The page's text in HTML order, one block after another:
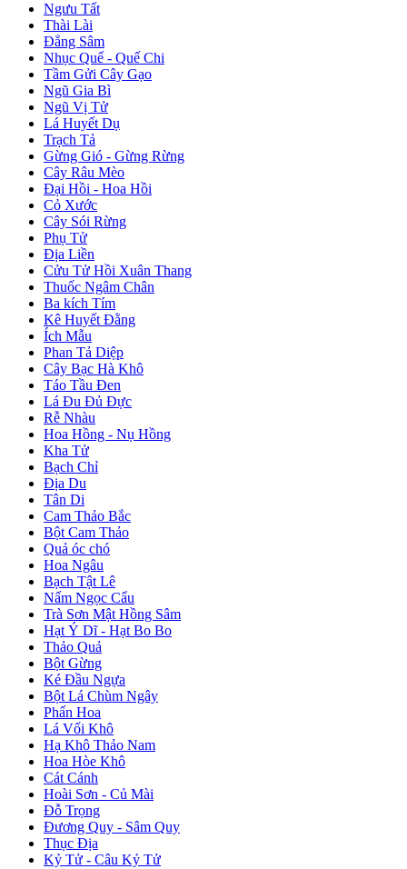
Ngưu Tất
Thài Lài
Đẳng Sâm
Nhục Quế - Quế Chi
Tầm Gửi Cây Gạo
Ngũ Gia Bì
Ngũ Vị Tử
Lá Huyết Dụ
Trạch Tả
Gừng Gió - Gừng Rừng
Cây Râu Mèo
Đại Hồi - Hoa Hồi
Cỏ Xước
Cây Sói Rừng
Phụ Tử
Địa Liền
Cửu Tử Hồi Xuân Thang
Thuốc Ngâm Chân
Ba kích Tím
Kê Huyết Đằng
Ích Mẫu
Phan Tả Diệp
Cây Bạc Hà Khô
Táo Tầu Đen
Lá Đu Đủ Đực
Rễ Nhàu
Hoa Hồng - Nụ Hồng
Kha Tử
Bạch Chỉ
Địa Du
Tân Di
Cam Thảo Bắc
Bột Cam Thảo
Quả óc chó
Hoa Ngâu
Bạch Tật Lê
Nấm Ngọc Cẩu
Trà Sơn Mật Hồng Sâm
Hạt Ý Dĩ - Hạt Bo Bo
Thảo Quả
Bột Gừng
Ké Đầu Ngựa
Bột Lá Chùm Ngây
Phấn Hoa
Lá Vối Khô
Hạ Khô Thảo Nam
Hoa Hòe Khô
Cát Cánh
Hoài Sơn - Củ Mài
Đỗ Trọng
Đương Quy - Sâm Quy
Thục Địa
Kỷ Tử - Câu Kỷ Tử